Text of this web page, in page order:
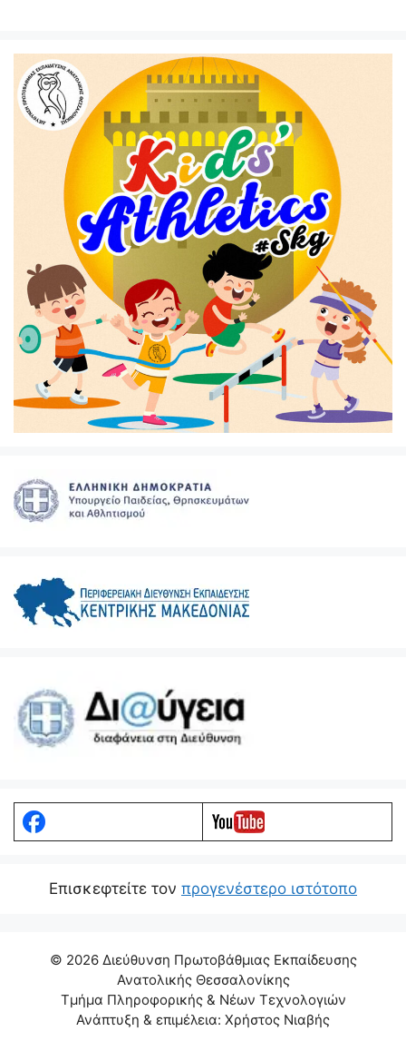
Eπισκεφτείτε τον προγενέστερο ιστότοπο
© 2026 Διεύθυνση Πρωτοβάθμιας Εκπαίδευσης
Ανατολικής Θεσσαλονίκης
Τμήμα Πληροφορικής & Νέων Τεχνολογιών
Ανάπτυξη & επιμέλεια: Χρήστος Νιαβής